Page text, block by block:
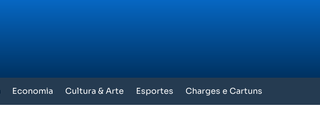
Economia Cultura & Arte Esportes Charges e Cartuns